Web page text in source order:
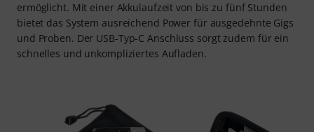
ermöglicht. Mit einer Akkulaufzeit von bis zu fünf Stunden
bietet das System ausreichend Power für ausgedehnte Gigs
und Proben. Der USB-Typ-C Anschluss sorgt zudem für ein
schnelles und unkompliziertes Aufladen.